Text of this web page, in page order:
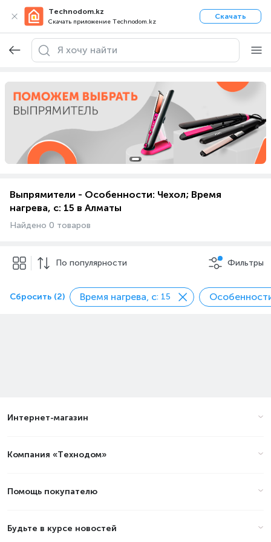
Technodom.kz
Скачать приложение Technodom.kz
Скачать
Выпрямители - Особенности: Чехол; Время
нагрева, с: 15 в Алматы
Найдено 0 товаров
По популярности Фильтры
Сбросить (2) Время нагрева, с: 15
Интернет-магазин
Компания «Технодом»
Помощь покупателю
Будьте в курсе новостей